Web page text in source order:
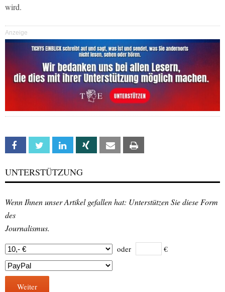
wird.
Anzeige
Facebook Twitter Linkedin Xing Email
UNTERSTÜTZUNG
Wenn Ihnen unser Artikel gefallen hat: Unterstützen Sie diese Form
des
Journalismus.
oder €
Weiter